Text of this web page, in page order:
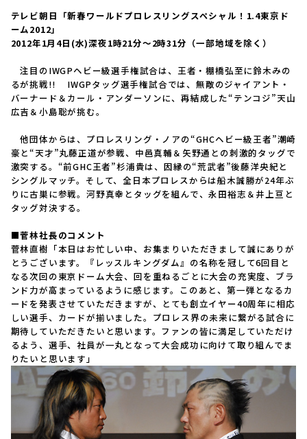
テレビ朝日「新春ワールドプロレスリングスペシャル！1.4東京ド
ーム2012」
2012年1月4日(水)深夜1時21分〜2時31分（一部地域を除く）
注目のIWGPヘビー級選手権試合は、王者・棚橋弘至に鈴木みの
るが挑戦!! IWGPタッグ選手権試合では、無敵のジャイアント・
バーナード＆カール・アンダーソンに、再結成した“テンコジ”天山
広吉＆小島聡が挑む。
他団体からは、プロレスリング・ノアの“GHCヘビー級王者”潮崎
豪と“天才”丸藤正道が参戦、中邑真輔＆矢野通との刺激的タッグで
激突する。“前GHC王者”杉浦貴は、因縁の“荒武者”後藤洋央紀と
シングルマッチ。そして、全日本プロレスからは船木誠勝が24年ぶ
りに古巣に参戦。河野真幸とタッグを組んで、永田裕志＆井上亘と
タッグ対決する。
■菅林社長のコメント
菅林直樹「本日はお忙しい中、お集まりいただきまして誠にありが
とうございます。『レッスルキングダム』の名称を冠して6回目と
なる次回の東京ドーム大会、回を重ねるごとに大会の充実度、ブラ
ンド力が高まっているように感じます。このあと、第一弾となるカ
ードを発表させていただきますが、とても創立イヤー40周年に相応
しい選手、カードが揃いました。プロレス界の未来に繋がる試合に
期待していただきたいと思います。ファンの皆に満足していただけ
るよう、選手、社員が一丸となって大会成功に向けて取り組んでま
りたいと思います」